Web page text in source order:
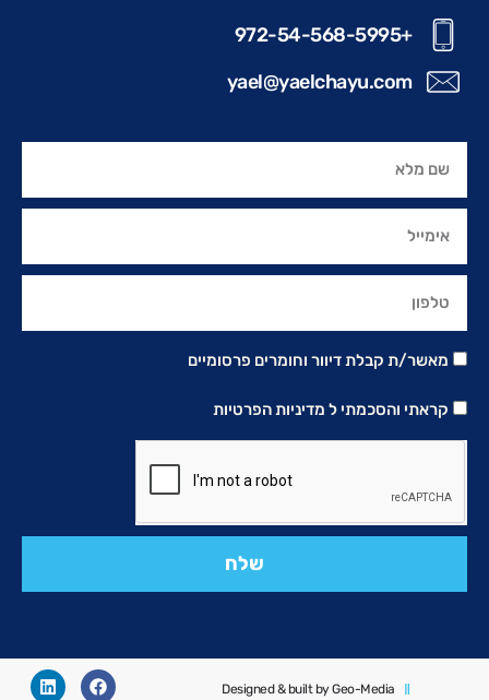
+972-54-568-5995
yael@yaelchayu.com
מאשר/ת קבלת דיוור וחומרים פרסומיים
קראתי והסכמתי ל מדיניות הפרטיות
שלח
Designed & built by Geo-Media